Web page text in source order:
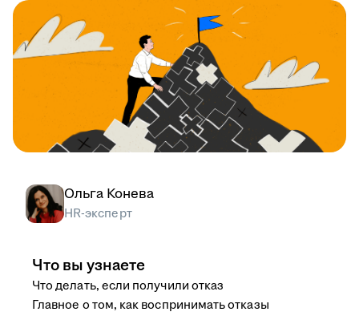
Ольга Конева
HR-эксперт
Что вы узнаете
Что делать, если получили отказ
Главное о том, как воспринимать отказы